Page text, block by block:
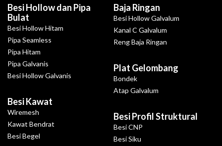
Besi Hollow dan Pipa
Bulat
Besi Hollow Hitam
Pipa Seamless
Pipa Hitam
Pipa Galvanis
Besi Hollow Galvanis
Besi Kawat
Wiremesh
Kawat Bendrat
Besi Begel
Baja Ringan
Besi Hollow Galvalum
Kanal C Galvalum
Reng Baja Ringan
Plat Gelombang
Bondek
Atap Galvalum
Besi Profil Struktural
Besi CNP
Besi Siku